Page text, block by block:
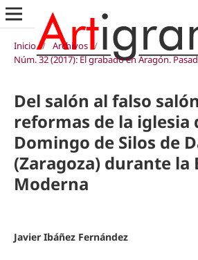
Inicio / Archivos /
Núm. 32 (2017): El grabado en Aragón.
Del salón al falso
reformas de la iglesia
Domingo de Silos de
(Zaragoza) durante la
Moderna
Javier Ibáñez Fernández